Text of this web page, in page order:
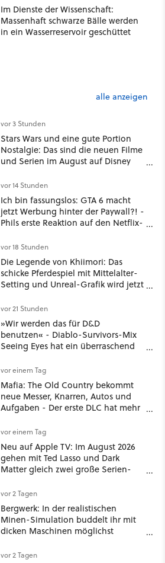
Im Dienste der Wissenschaft:
Massenhaft schwarze Bälle werden
in ein Wasserreservoir geschüttet
alle anzeigen
vor 3 Stunden
Stars Wars und eine gute Portion
Nostalgie: Das sind die neuen Filme
und Serien im August auf Disney
vor 14 Stunden
Ich bin fassungslos: GTA 6 macht
jetzt Werbung hinter der Paywall?! -
Phils erste Reaktion auf den Netflix-
vor 18 Stunden
Die Legende von Khiimori: Das
schicke Pferdespiel mit Mittelalter-
Setting und Unreal-Grafik wird jetzt
vor 21 Stunden
»Wir werden das für D&D
benutzen« - Diablo-Survivors-Mix
Seeing Eyes hat ein überraschend
vor einem Tag
Mafia: The Old Country bekommt
neue Messer, Knarren, Autos und
Aufgaben - Der erste DLC hat mehr
vor einem Tag
Neu auf Apple TV: Im August 2026
gehen mit Ted Lasso und Dark
Matter gleich zwei große Serien-
vor 2 Tagen
Bergwerk: In der realistischen
Minen-Simulation buddelt ihr mit
dicken Maschinen möglichst
vor 2 Tagen